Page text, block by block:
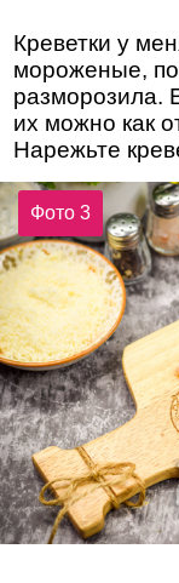
Креветки у
мороженые,
разморозила.
их можно как
Нарежьте
Фото 3